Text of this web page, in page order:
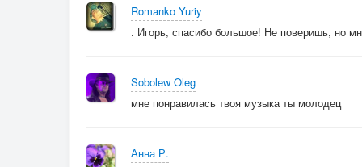
Romanko Yuriy
. Игорь, спасибо большое! Не поверишь, но
Sobolew Oleg
мне понравилась твоя музыка ты молодец
Анна Р.